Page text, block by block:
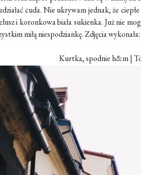
cuda. Nie ukrywam jednak, że
i koronkowa biała sukienka. Już nie
miłą niespodziankę. Zdjęcia wykonała:
Kurtka, spodnie h&m |